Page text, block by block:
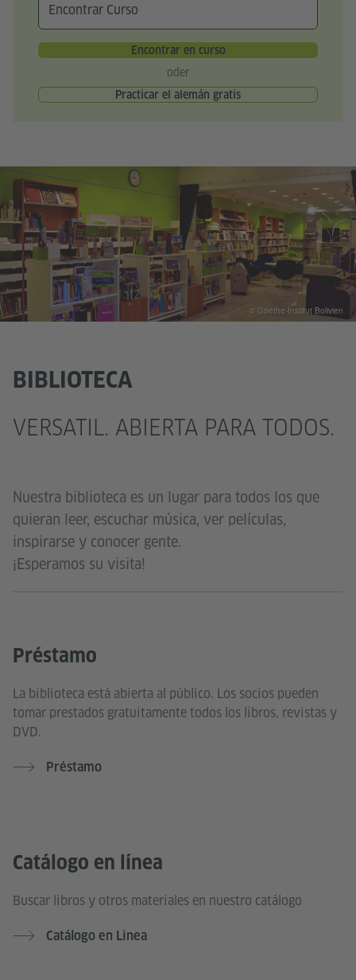
Encontrar en curso
oder
Practicar el alemán gratis
BIBLIOTECA
VERSATIL. ABIERTA PARA TODOS.
Nuestra biblioteca es un lugar para todos los que
quieran leer, escuchar música, ver películas,
inspirarse y conocer gente.
¡Esperamos su visita!
Préstamo
La biblioteca está abierta al público. Los socios pueden
tomar prestados gratuitamente todos los libros, revistas y
DVD.
Préstamo
Catálogo en línea
Buscar libros y otros materiales en nuestro catálogo
Catálogo en Linea
© Goethe-Institut Bolivien